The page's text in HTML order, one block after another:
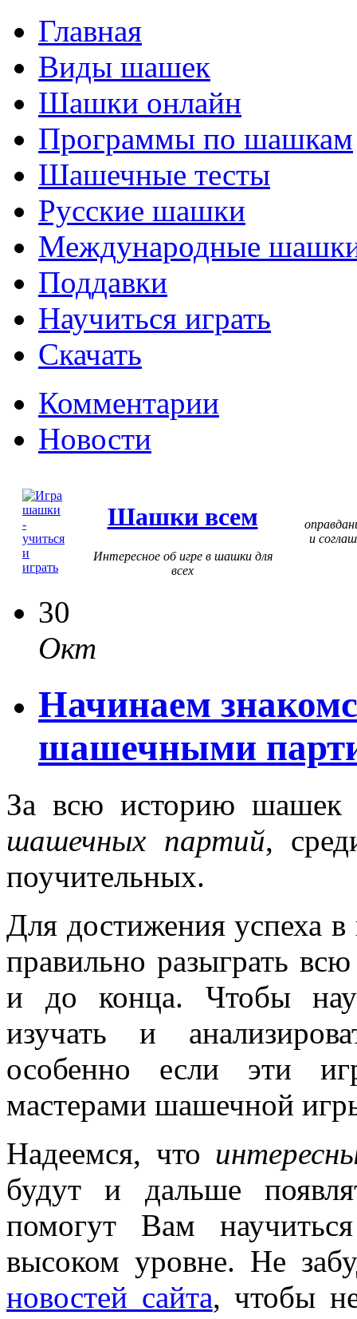
Главная
Виды шашек
Шашки онлайн
Программы по шашкам
Шашечные тесты
Русские шашки
Международные
Поддавки
Научиться играть
Скачать
Комментарии
Новости
Шашки всем
Интересное об игре в шашки для
всех
и
30
Окт
Начинаем
шашечными
За всю историю шашек
шашечных партий,
поучительных.
Для достижения успеха
правильно разыграть
и до конца. Чтобы
изучать и
особенно если эти
мастерами шашечной
Надеемся, что
будут и дальше
помогут Вам
высоком уровне. Не
новостей сайта, чтобы